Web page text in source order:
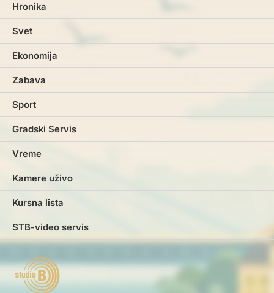
Hronika
Svet
Ekonomija
Zabava
Sport
Gradski Servis
Vreme
Kamere uživo
Kursna lista
STB-video servis